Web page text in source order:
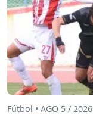
Fútbol • AGO 5 / 2026